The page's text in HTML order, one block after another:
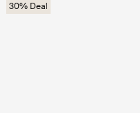
30% Deal